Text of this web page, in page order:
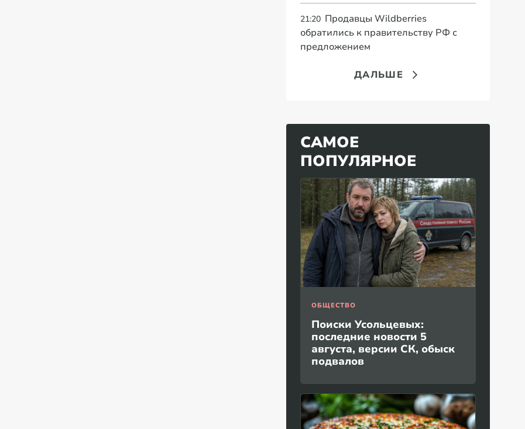
21:20 Продавцы Wildberries
обратились к правительству РФ с
предложением
ДАЛЬШЕ
САМОЕ
ПОПУЛЯРНОЕ
ОБЩЕСТВО
Поиски Усольцевых:
последние новости 5
августа, версии СК, обыск
подвалов